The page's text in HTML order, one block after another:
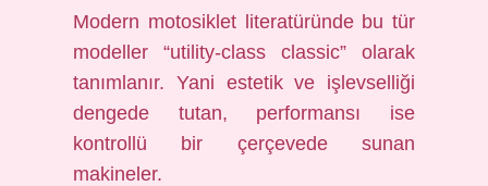
Modern motosiklet literatüründe bu tür
modeller “utility-class classic” olarak
tanımlanır. Yani estetik ve işlevselliği
dengede tutan, performansı ise
kontrollü bir çerçevede sunan
makineler.